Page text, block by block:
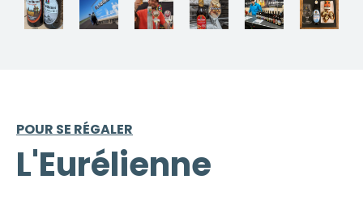
POUR SE RÉGALER
L'Eurélienne